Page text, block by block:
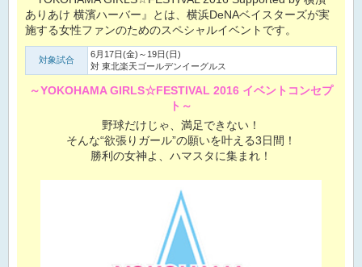
ありあけ 横濱ハーバー』とは、横浜DeNAベイスターズが実
施する女性ファンのためのスペシャルイベントです。
対象試合
6月17日(金)～19日(日)
対 東北楽天ゴールデンイーグルス
～YOKOHAMA GIRLS☆FESTIVAL 2016 イベントコンセプ
ト～
野球だけじゃ、満足できない！
そんな“欲張りガール”の願いを叶える3日間！
勝利の女神よ、ハマスタに集まれ！